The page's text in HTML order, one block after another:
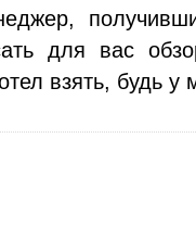
для вас
взять, будь у